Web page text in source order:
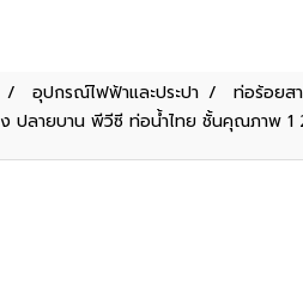
อุปกรณ์ไฟฟ้าและประปา ท่อร้อย
ปลายบาน พีวีซี ท่อน้ำไทย ชั้นคุณภาพ